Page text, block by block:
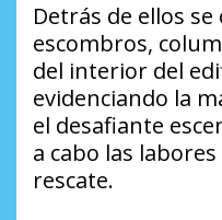
Detrás de ellos
escombros,
del interior del
evidenciando la
el desafiante
a cabo las
rescate.